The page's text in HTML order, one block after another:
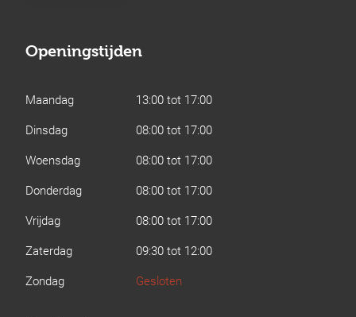
Openingstijden
Maandag
13:00 tot 17:00
Dinsdag
08:00 tot 17:00
Woensdag
08:00 tot 17:00
Donderdag
08:00 tot 17:00
Vrijdag
08:00 tot 17:00
Zaterdag
09:30 tot 12:00
Zondag
Gesloten